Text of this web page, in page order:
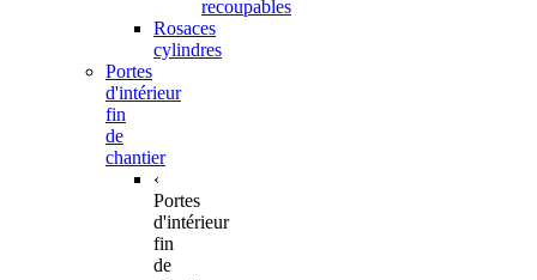
recoupables
Rosaces
cylindres
Portes
d'intérieur
fin
de
chantier
‹
Portes
d'intérieur
fin
de